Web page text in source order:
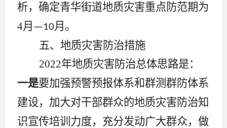
析，确定青华街道地质灾害重点防范期为
4月 —10月。
五、地质灾害防治措施
2022年地质灾害防治总体思路是：
一是要加强预警预报体系和群测群防体系
建设，加大对干部群众的地质灾害防治知
识宣传培训力度，充分发动广大群众，做